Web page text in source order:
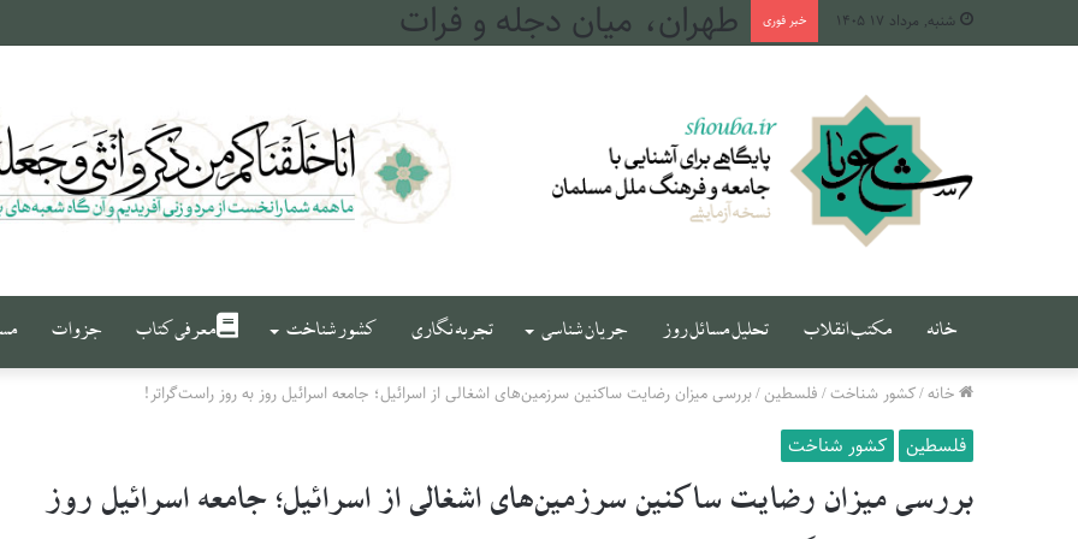
شنبه, مرداد ۱۷ ۱۴۰۵ خبر فوری طهران، میان دجله و فرات
خانه مکتب انقلاب تحلیل مسائل روز جریان شناسی تجربه نگاری کشور شناخت معرفی کتاب جزوات
خانه/کشور شناخت/فلسطین/بررسی میزان رضایت ساکنین سرزمین‌های اشغالی از اسرائیل؛ جامعه اسرائیل روز به روز راست‌گراتر!
فلسطین کشور شناخت
بررسی میزان رضایت ساکنین سرزمین‌های اشغالی از اسرائیل؛ جامعه اسرائیل روز